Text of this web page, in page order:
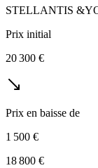
STELLANTIS
Prix initial
20 300 €
Prix en baisse de
1 500 €
18 800 €